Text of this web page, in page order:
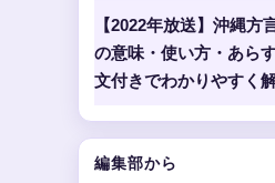
【2022年放送】沖縄方
の意味・使い方・あら
文付きでわかりやすく
編集部から